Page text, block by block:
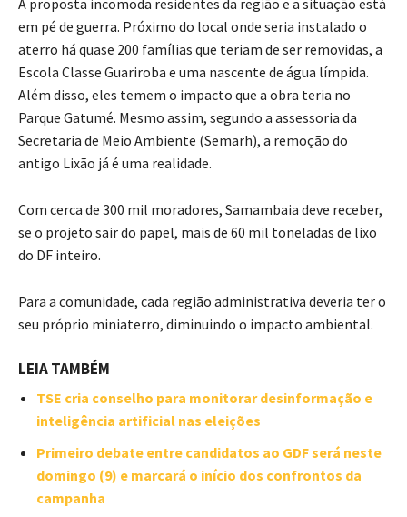
em pé de guerra. Próximo do local onde seria instalado o
aterro há quase 200 famílias que teriam de ser removidas, a
Escola Classe Guariroba e uma nascente de água límpida.
Além disso, eles temem o impacto que a obra teria no
Parque Gatumé. Mesmo assim, segundo a assessoria da
Secretaria de Meio Ambiente (Semarh), a remoção do
antigo Lixão já é uma realidade.
Com cerca de 300 mil moradores, Samambaia deve receber,
se o projeto sair do papel, mais de 60 mil toneladas de lixo
do DF inteiro.
Para a comunidade, cada região administrativa deveria ter o
seu próprio miniaterro, diminuindo o impacto ambiental.
LEIA TAMBÉM
TSE cria conselho para monitorar desinformação e
inteligência artificial nas eleições
Primeiro debate entre candidatos ao GDF será neste
domingo (9) e marcará o início dos confrontos da
campanha